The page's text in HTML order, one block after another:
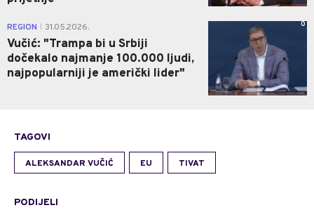
REGION 31.05.2026.
Vučić: "Trampa bi u Srbiji
dočekalo najmanje 100.000 ljudi,
najpopularniji je američki lider"
0
TAGOVI
ALEKSANDAR VUČIĆ EU TIVAT
PODIJELI